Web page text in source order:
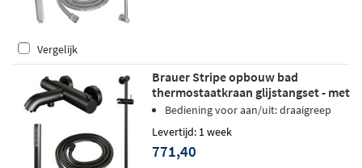
Vergelijk
Brauer Stripe opbouw bad
thermostaatkraan glijstangset - met
staafhanddouche - mat zwart
Bediening voor aan/uit: draaigreep
Levertijd: 1 week
771,40